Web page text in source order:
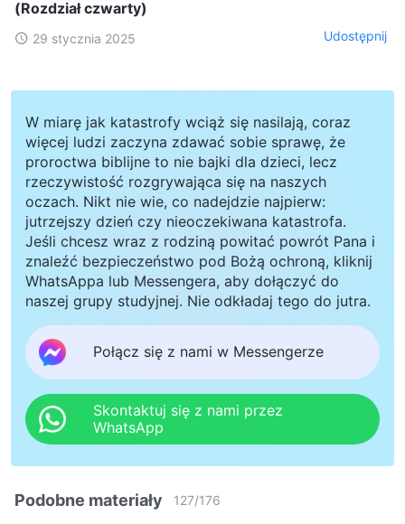
(Rozdział czwarty)
29 stycznia 2025 Udostępnij
W miarę jak katastrofy wciąż się nasilają, coraz
więcej ludzi zaczyna zdawać sobie sprawę, że
proroctwa biblijne to nie bajki dla dzieci, lecz
rzeczywistość rozgrywająca się na naszych
oczach. Nikt nie wie, co nadejdzie najpierw:
jutrzejszy dzień czy nieoczekiwana katastrofa.
Jeśli chcesz wraz z rodziną powitać powrót Pana i
znaleźć bezpieczeństwo pod Bożą ochroną, kliknij
WhatsAppa lub Messengera, aby dołączyć do
naszej grupy studyjnej. Nie odkładaj tego do jutra.
Połącz się z nami w Messengerze
Skontaktuj się z nami przez
WhatsApp
Podobne materiały 127/176